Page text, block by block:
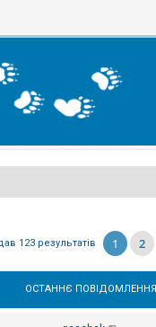
123 результатів 1 2
ОСТАННЄ ПОВІДОМЛЕННЯ